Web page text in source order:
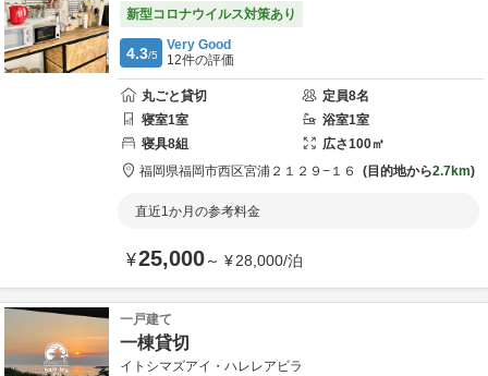
新型コロナウイルス対策あり
4.3/5
Very Good
12件の評価
丸ごと貸切 定員8名
寝室1室 浴室1室
寝具8組 広さ100㎡
福岡県福岡市西区宮浦２１２９−１６ 目的地から2.7km
直近1か月の参考料金
¥25,000～ ¥28,000/泊
一戸建て
一棟貸切
イトシマズアイ・ハレレアビラ